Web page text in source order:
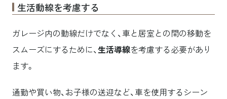
生活動線を考慮する
ガレージ内の動線だけでなく、車と居室との間の移動を
スムーズにするために、生活導線を考慮する必要があり
ます。
通勤や買い物、お子様の送迎など、車を使用するシーン